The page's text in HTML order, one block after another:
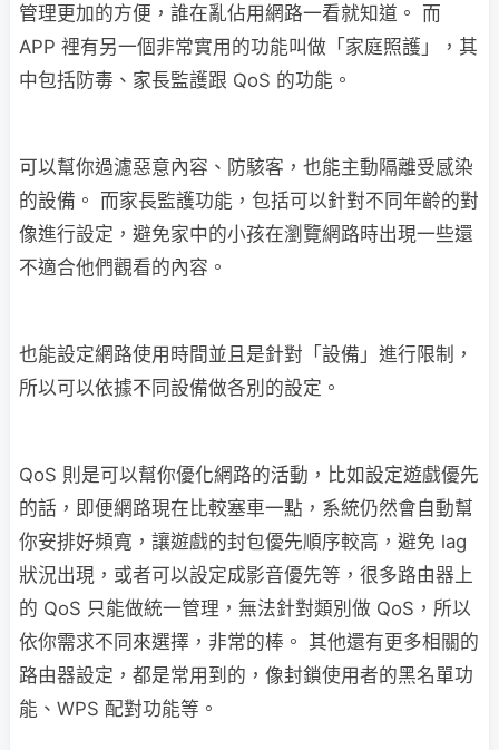
管理更加的方便，誰在亂佔用網路一看就知道。 而
APP 裡有另一個非常實用的功能叫做「家庭照護」，其
中包括防毒、家長監護跟 QoS 的功能。
可以幫你過濾惡意內容、防駭客，也能主動隔離受感染
的設備。 而家長監護功能，包括可以針對不同年齡的對
像進行設定，避免家中的小孩在瀏覽網路時出現一些還
不適合他們觀看的內容。
也能設定網路使用時間並且是針對「設備」進行限制，
所以可以依據不同設備做各別的設定。
QoS 則是可以幫你優化網路的活動，比如設定遊戲優先
的話，即便網路現在比較塞車一點，系統仍然會自動幫
你安排好頻寬，讓遊戲的封包優先順序較高，避免 lag
狀況出現，或者可以設定成影音優先等，很多路由器上
的 QoS 只能做統一管理，無法針對類別做 QoS，所以
依你需求不同來選擇，非常的棒。 其他還有更多相關的
路由器設定，都是常用到的，像封鎖使用者的黑名單功
能、WPS 配對功能等。